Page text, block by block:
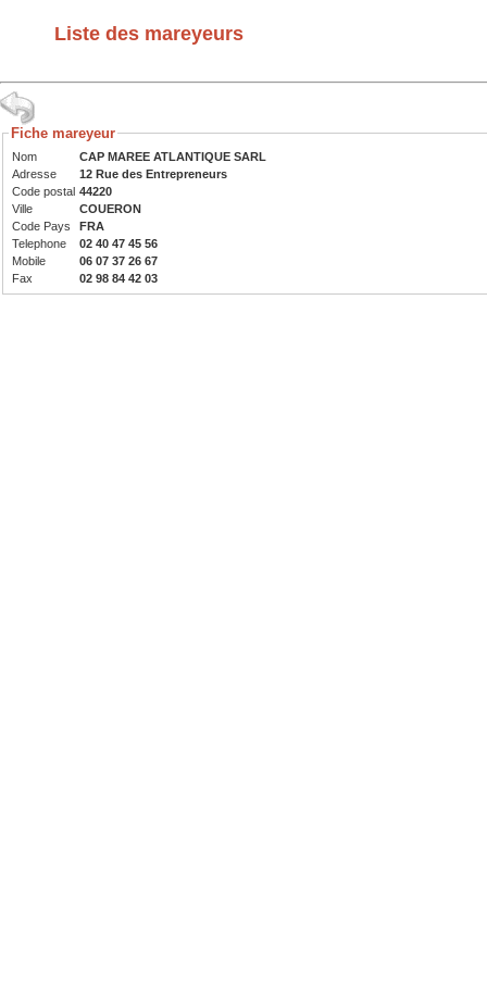
Liste des mareyeurs
Fiche mareyeur
Nom
CAP MAREE ATLANTIQUE SARL
Adresse
12 Rue des Entrepreneurs
Code postal 44220
Ville
COUERON
Code Pays
FRA
Telephone
02 40 47 45 56
Mobile
06 07 37 26 67
Fax
02 98 84 42 03